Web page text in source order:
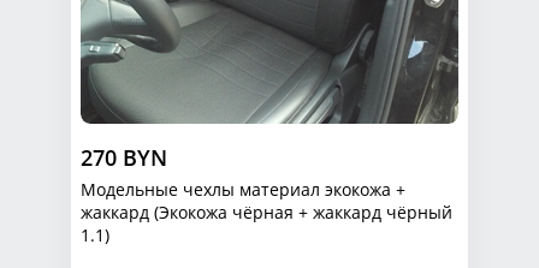
270 BYN
Модельные чехлы материал экокожа +
жаккард (Экокожа чёрная + жаккард чёрный
1.1)